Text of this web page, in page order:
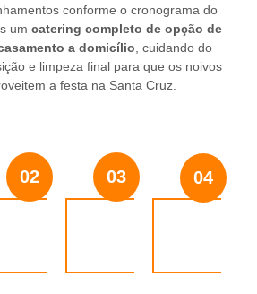
conforme o cronograma do
um catering completo de opção de
a domicílio, cuidando do
e limpeza final para que os noivos
a festa na Santa Cruz.
02 03 04